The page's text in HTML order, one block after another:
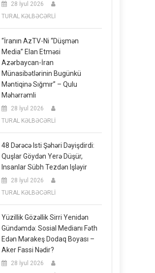
28 İyul 2026
TURAL KƏLBƏCƏRLİ
“İranın AzTV-Ni “düşmən
Media” Elan Etməsi
Azərbaycan-İran
Münasibətlərinin Bugünkü
Məntiqinə Sığmır” – Qulu
Məhərrəmli
28 İyul 2026
TURAL KƏLBƏCƏRLİ
48 Dərəcə Isti Şəhəri Dəyişdirdi:
Quşlar Göydən Yerə Düşür,
Insanlar Sübh Tezdən Işləyir
28 İyul 2026
TURAL KƏLBƏCƏRLİ
Yüzillik Gözəllik Sirri Yenidən
Gündəmdə: Sosial Medianı Fəth
Edən Mərakeş Dodaq Boyası –
Aker Fassi Nədir?
28 İyul 2026